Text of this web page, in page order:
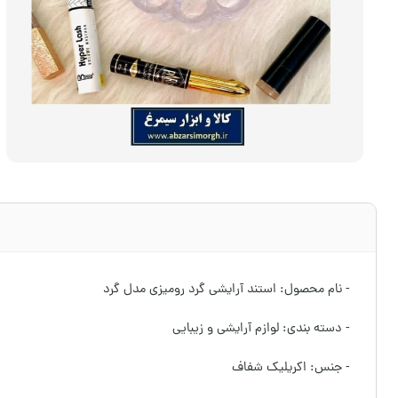
- نام محصول: استند آرایشی گرد رومیزی مدل گرد
- دسته بندی: لوازم آرایشی و زیبایی
- جنس: اکریلیک شفاف